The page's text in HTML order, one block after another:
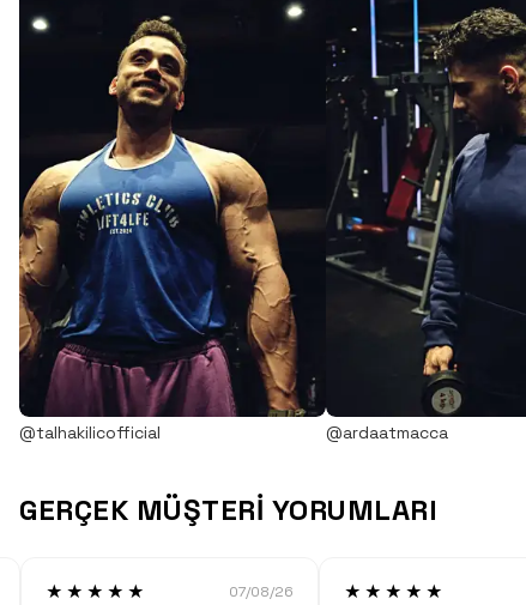
@talhakilicofficial @ardaatmacca
GERÇEK MÜŞTERİ YORUMLARI
★★★★★ 07/08/26 ★★★★★